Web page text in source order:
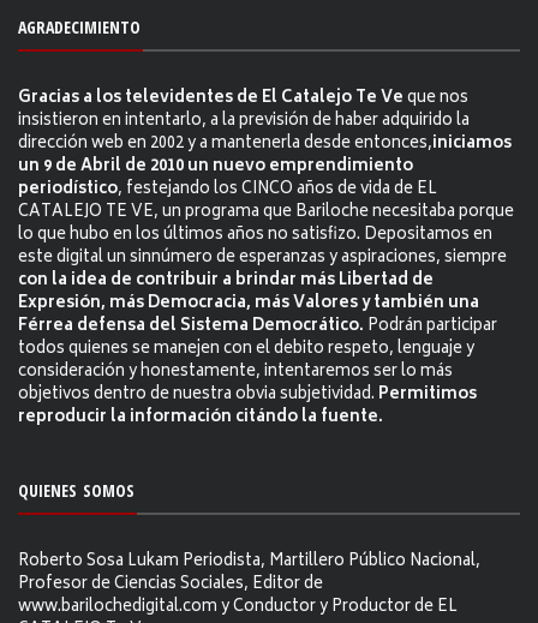
AGRADECIMIENTO
Gracias a los televidentes de El Catalejo Te Veque nos
insistieron en intentarlo, a la previsión de haber adquirido la
dirección web en 2002 y a mantenerla desde entonces,iniciamos
un 9 de Abril de 2010 un nuevo emprendimiento
periodístico, festejando los CINCO años de vida de EL
CATALEJO TE VE, un programa que Bariloche necesitaba porque
lo que hubo en los últimos años no satisfizo. Depositamos en
este digital un sinnúmero de esperanzas y aspiraciones, siempre
con la idea de contribuir a brindar más Libertad de
Expresión, más Democracia, más Valores y también una
Férrea defensa del Sistema Democrático. Podrán participar
todos quienes se manejen con el debito respeto, lenguaje y
consideración y honestamente, intentaremos ser lo más
objetivos dentro de nuestra obvia subjetividad. Permitimos
reproducir la información citándo la fuente.
QUIENES SOMOS
Roberto Sosa Lukam Periodista, Martillero Público Nacional,
Profesor de Ciencias Sociales, Editor de
www.barilochedigital.com y Conductor y Productor de EL